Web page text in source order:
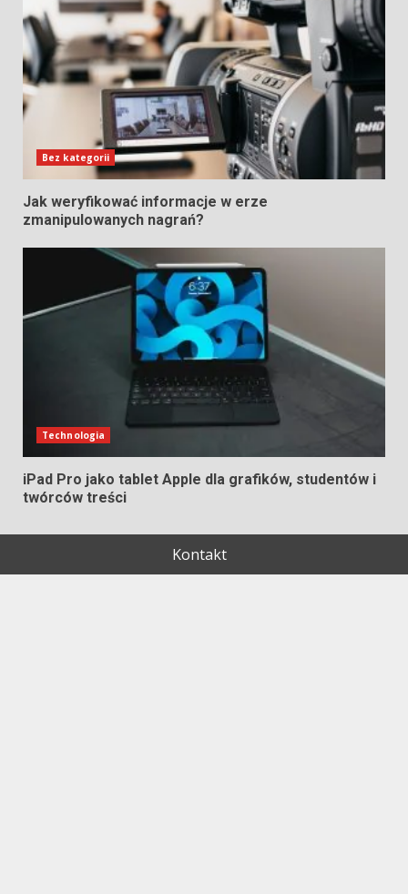
Bez kategorii
Jak weryfikować informacje w erze
zmanipulowanych nagrań?
Technologia
iPad Pro jako tablet Apple dla grafików, studentów i
twórców treści
Kontakt